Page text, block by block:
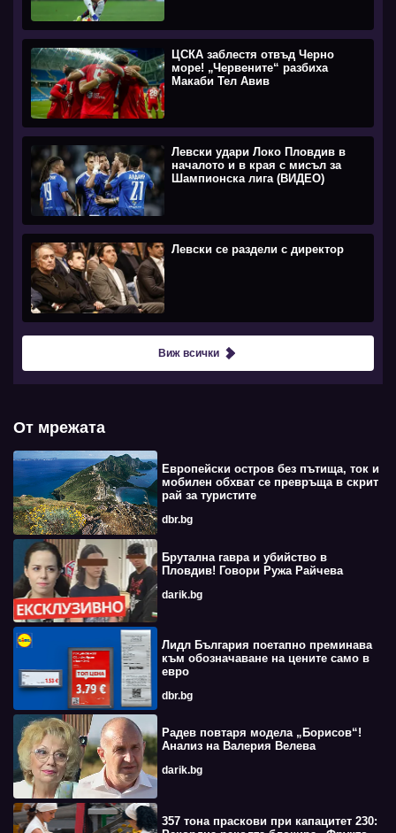
ЦСКА заблестя отвъд Черно
море! „Червените“ разбиха
Макаби Тел Авив
Левски удари Локо Пловдив в
началото и в края с мисъл за
Шампионска лига (ВИДЕО)
Левски се раздели с директор
Виж всички
От мрежата
Европейски остров без пътища, ток и
мобилен обхват се превръща в скрит
рай за туристите
dbr.bg
Брутална гавра и убийство в
Пловдив! Говори Ружа Райчева
darik.bg
Лидл България поетапно преминава
към обозначаване на цените само в
евро
dbr.bg
Радев повтаря модела „Борисов“!
Анализ на Валерия Велева
darik.bg
357 тона праскови при капацитет 230: